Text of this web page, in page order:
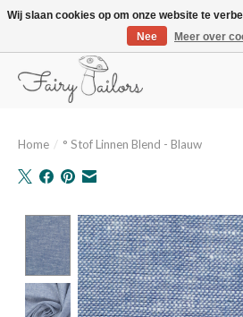
De mooiste online selectie stoffen en mercerie
Home / ° Stof Linnen Blend - Blauw
Product image slideshow
Wij slaan cookies op om onze website te
Nee
Meer over